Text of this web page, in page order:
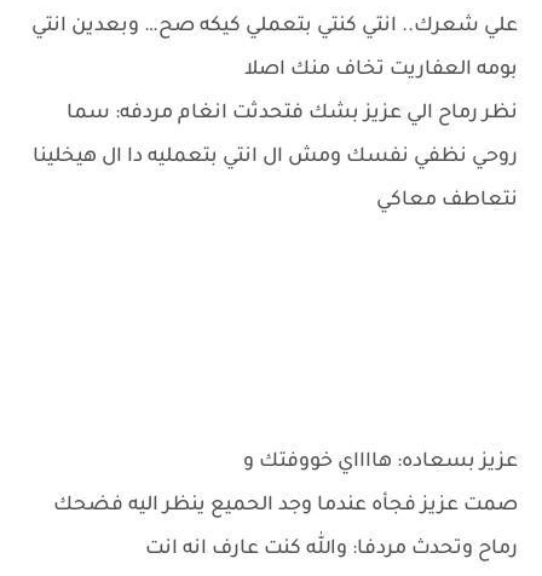
علي شعرك.. انتي كنتي بتعملي كيكه صح… وبعدين انتي
بومه العفاريت تخاف منك اصلا
نظر رماح الي عزيز بشك فتحدثت انغام مردفه: سما
روحي نظفي نفسك ومش ال انتي بتعمليه دا ال هيخلينا
نتعاطف معاكي
عزيز بسعاده: هااااي خووفتك و
صمت عزيز فجأه عندما وجد الحميع ينظر اليه فضحك
رماح وتحدث مردفا: والله كنت عارف انه انت